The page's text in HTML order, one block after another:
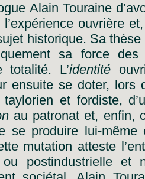
Alain Touraine
l’expérience ouvrière et,
historique. Sa thèse
sa force
des
totalité. L’identité
ensuite se doter, lors
taylorien et fordiste,
au patronat et, enfin,
se produire lui-même
mutation atteste
ou postindustrielle et